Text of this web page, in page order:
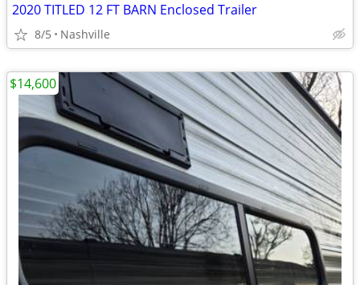
2020 TITLED 12 FT BARN Enclosed Trailer
8/5 Nashville
$14,600